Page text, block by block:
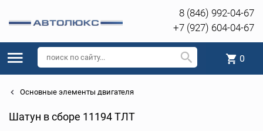
8 (846) 992-04-67
+7 (927) 604-04-67
0
Основные элементы двигателя
Шатун в сборе 11194 ТЛТ